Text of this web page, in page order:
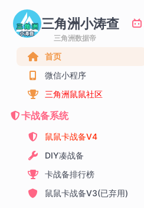
三角洲小涛查
三角洲数据帝
首页
微信小程序
三角洲鼠鼠社区
卡战备系统
鼠鼠卡战备V4
DIY凑战备
卡战备排行榜
鼠鼠卡战备V3(已弃用)